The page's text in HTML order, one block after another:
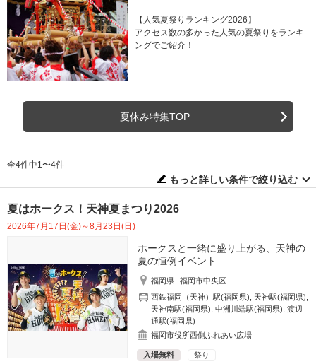
【人気夏祭りランキング2026】
アクセス数の多かった人気の夏祭りをランキ
ングでご紹介！
夏休み特集TOP
全4件中1〜4件
もっと詳しい条件で絞り込む
夏はホークス！天神夏まつり2026
2026年7月17日(金)～8月23日(日)
ホークスと一緒に盛り上がる、天神の
夏の恒例イベント
福岡県
福岡市中央区
西鉄福岡（天神）駅(福岡県)
天神駅(福岡県)
天神南駅(福岡県) ,中洲川端駅(福岡県) ,渡辺
通駅(福岡県)
福岡市役所西側ふれあい広場
入場無料 祭り